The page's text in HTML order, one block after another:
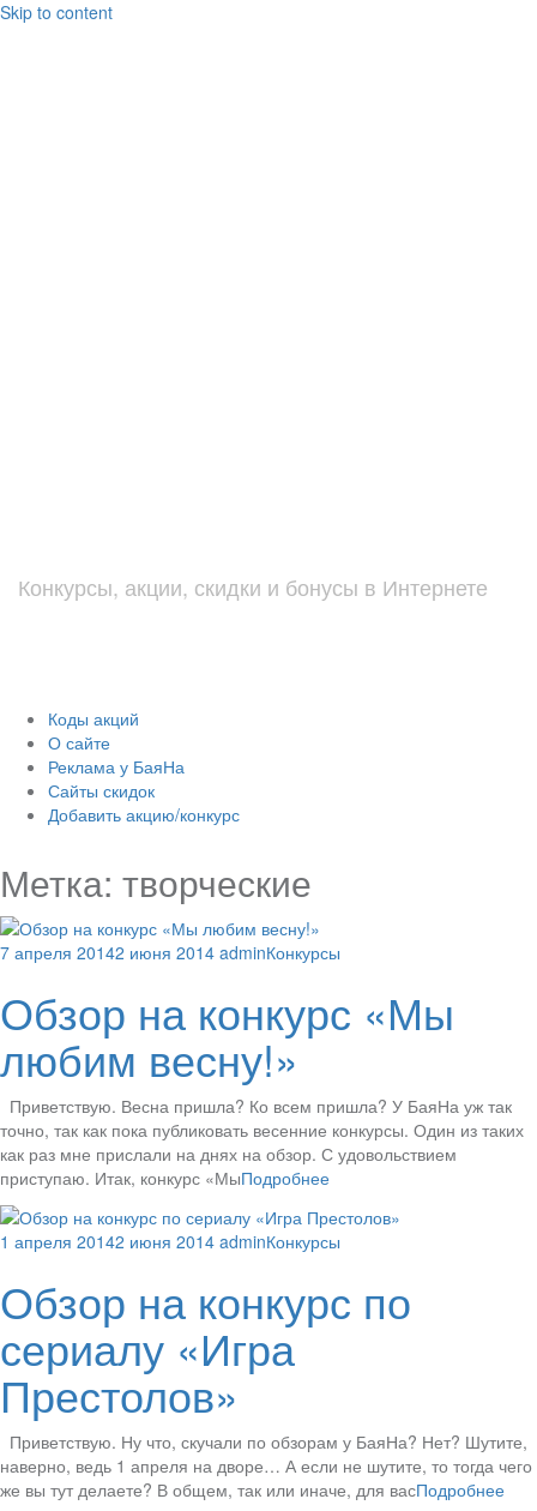
Skip to content
Конкурсы, акции, скидки и бонусы в Интернете
Коды акций
О сайте
Реклама у БаяНа
Сайты скидок
Добавить акцию/конкурс
Метка: творческие
7 апреля 20142 июня 2014 adminКонкурсы
Обзор на конкурс «Мы
любим весну!»
Приветствую. Весна пришла? Ко всем пришла? У БаяНа уж так
точно, так как пока публиковать весенние конкурсы. Один из таких
как раз мне прислали на днях на обзор. С удовольствием
приступаю. Итак, конкурс «МыПодробнее
1 апреля 20142 июня 2014 adminКонкурсы
Обзор на конкурс по
сериалу «Игра
Престолов»
Приветствую. Ну что, скучали по обзорам у БаяНа? Нет? Шутите,
наверно, ведь 1 апреля на дворе… А если не шутите, то тогда чего
же вы тут делаете? В общем, так или иначе, для васПодробнее